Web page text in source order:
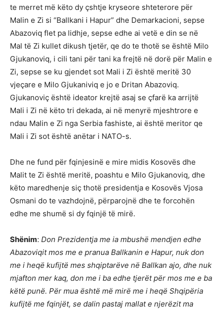
te merret më këto dy çshtje kryseore shteterore për
Malin e Zi si “Ballkani i Hapur” dhe Demarkacioni, sepse
Abazoviq flet pa lidhje, sepse edhe ai vetë e din se në
Mal të Zi kullet dikush tjetër, qe do te thotë se është Milo
Gjukanoviq, i cili tani për tani ka frejtë në dorë për Malin e
Zi, sepse se ku gjendet sot Mali i Zi është meritë 30
vjeçare e Milo Gjukaniviq e jo e Dritan Abazoviq.
Gjukanoviç është ideator krejtë asaj se çfarë ka arrijtë
Mali i Zi në këto tri dekada, ai në menyrë mjeshtrore e
ndau Malin e Zi nga Serbia fashiste, ai është meritor qe
Mali i Zi sot është anëtar i NATO-s.
Dhe ne fund për fqinjesinë e mire midis Kosovës dhe
Malit te Zi është meritë, poashtu e Milo Gjukanoviq, dhe
këto maredhenje siç thotë presidentja e Kosovës Vjosa
Osmani do te vazhdojnë, përparojnë dhe te forcohën
edhe me shumë si dy fqinjë të mirë.
Shënim: Don Prezidentja me ia mbushë mendjen edhe
Abazoviqit mos me e pranua Ballkanin e Hapur, nuk don
me i heqë kufijtë mes shqiptarëve në Ballkan ajo, dhe nuk
mjafton mer kaq, don me i ba edhe tjerët për mos me e ba
këtë punë. Për mua është më mirë me i heqë Shqipëria
kufijtë me fqinjët, se dalin pastaj mallat e njerëzit ma